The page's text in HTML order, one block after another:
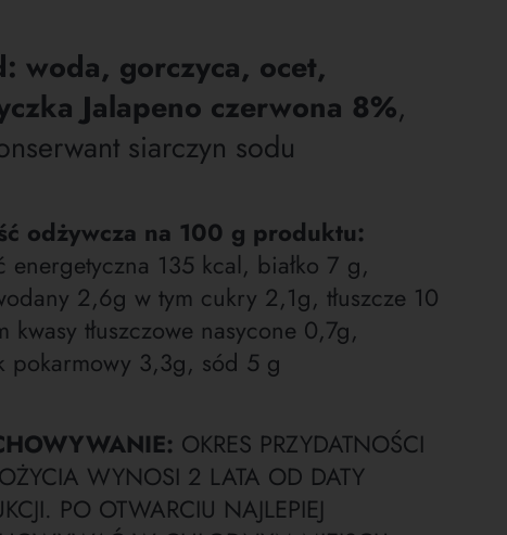
woda, gorczyca, ocet,
Jalapeno czerwona 8%,
siarczyn sodu
odżywcza na 100 g produktu:
energetyczna 135 kcal, białko 7 g,
2,6g w tym cukry 2,1g, tłuszcze 10
kwasy tłuszczowe nasycone 0,7g,
pokarmowy 3,3g, sód 5 g
OKRES PRZYDATNOŚCI
WYNOSI 2 LATA OD DATY
PO OTWARCIU NAJLEPIEJ